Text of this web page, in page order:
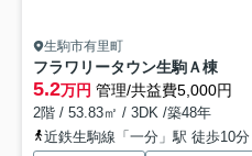
生駒市有里町
フラワリータウン生駒Ａ棟
5.2万円 管理/共益費5,000円
2階 / 53.83㎡ / 3DK /築48年
近鉄生駒線「一分」駅 徒歩10分